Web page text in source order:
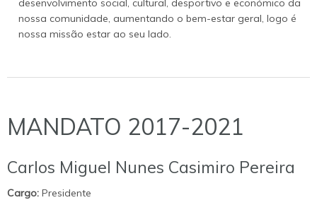
desenvolvimento social, cultural, desportivo e económico da
nossa comunidade, aumentando o bem-estar geral, logo é
nossa missão estar ao seu lado.
MANDATO 2017-2021
Carlos Miguel Nunes Casimiro Pereira
Cargo: Presidente